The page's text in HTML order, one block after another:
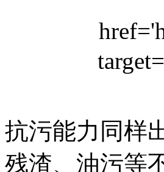
抗污能力同样
残渣、油污等